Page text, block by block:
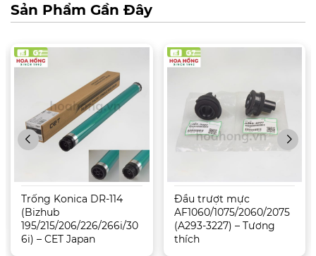
Sản Phẩm Gần Đây
Trống Konica DR-114
(Bizhub
195/215/206/226/266i/30
6i) – CET Japan
Đầu trượt mực
AF1060/1075/2060/2075
(A293-3227) – Tương
thích